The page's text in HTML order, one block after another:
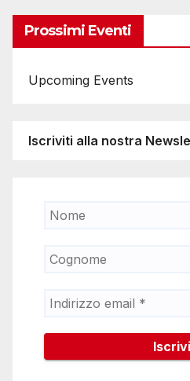
Prossimi Eventi
Upcoming Events
Iscriviti alla nostra